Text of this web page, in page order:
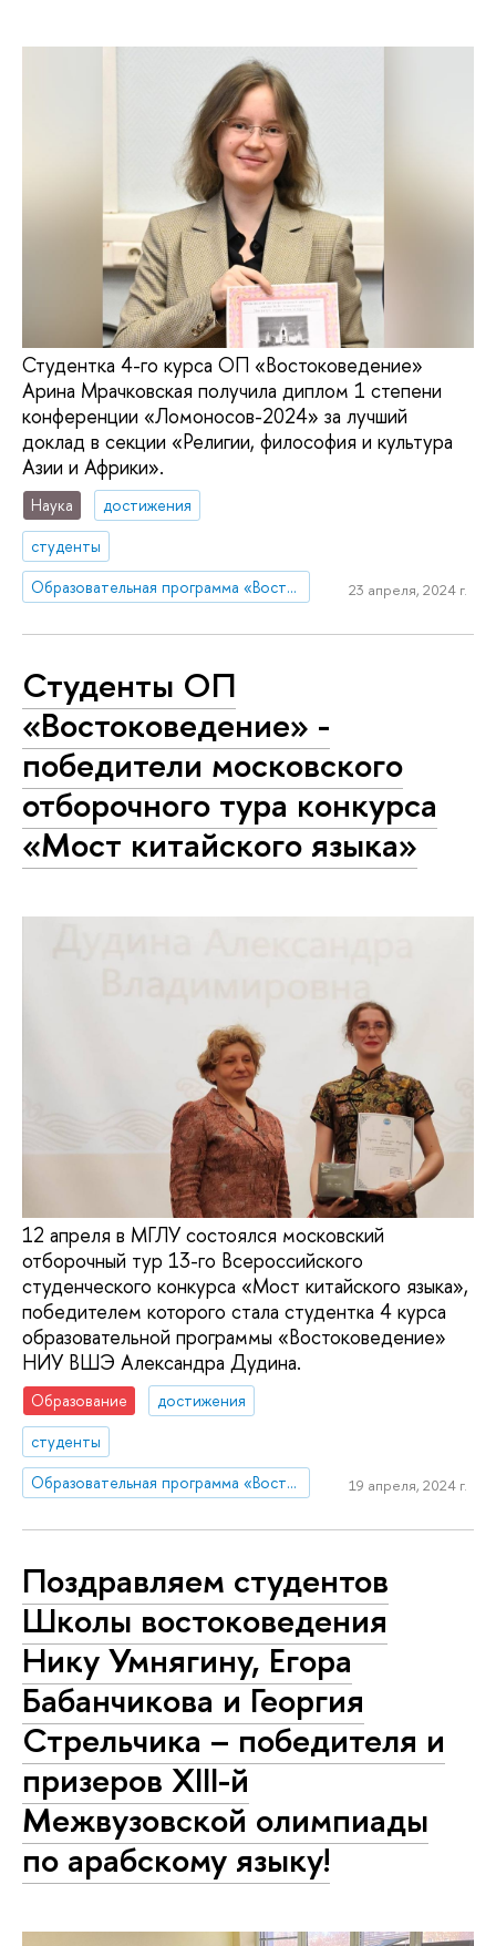
Студентка 4-го курса ОП «Востоковедение»
Арина Мрачковская получила диплом 1 степени
конференции «Ломоносов-2024» за лучший
доклад в секции «Религии, философия и культура
Азии и Африки».
Наука
достижения
студенты
Образовательная программа «Востоковедение»
23 апреля, 2024 г.
Студенты ОП
«Востоковедение» -
победители московского
отборочного тура конкурса
«Мост китайского языка»
12 апреля в МГЛУ состоялся московский
отборочный тур 13-го Всероссийского
студенческого конкурса «Мост китайского языка»,
победителем которого стала студентка 4 курса
образовательной программы «Востоковедение»
НИУ ВШЭ Александра Дудина.
Образование
достижения
студенты
Образовательная программа «Востоковедение»
19 апреля, 2024 г.
Поздравляем студентов
Школы востоковедения
Нику Умнягину, Егора
Бабанчикова и Георгия
Стрельчика – победителя и
призеров XIII-й
Межвузовской олимпиады
по арабскому языку!